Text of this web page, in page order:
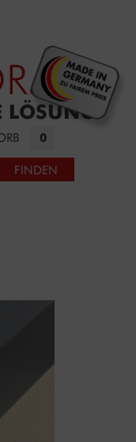
.DE
LÖSUNG
0